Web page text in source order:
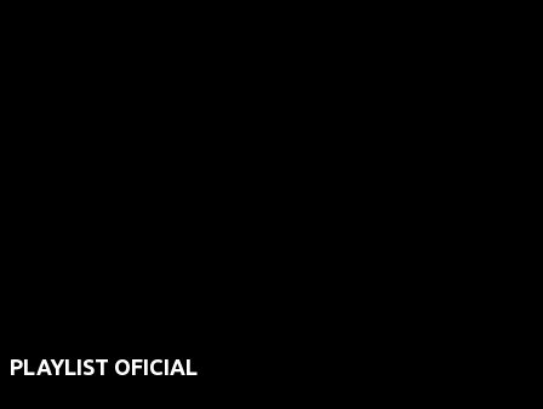
PLAYLIST OFICIAL